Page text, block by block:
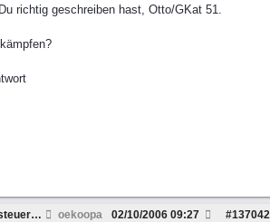
richtig geschreiben hast, Otto/GKat 51.
Re: Leidige Thema Besteuerung oekoopa #137042
02/10/2006 09:27